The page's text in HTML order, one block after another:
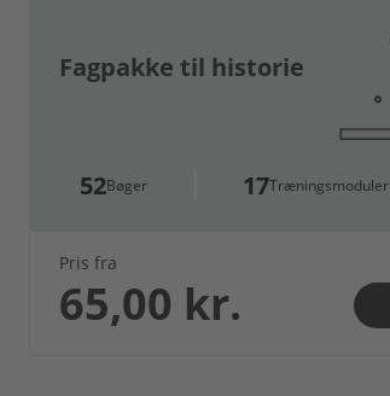
Fagpakke til historie
52Bøger 17Træningsmoduler
Pris fra
65,00 kr.